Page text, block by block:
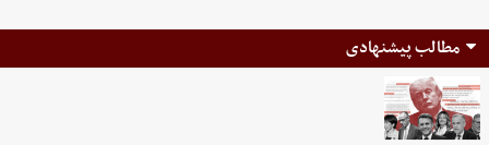
مطالب پیشنهادی